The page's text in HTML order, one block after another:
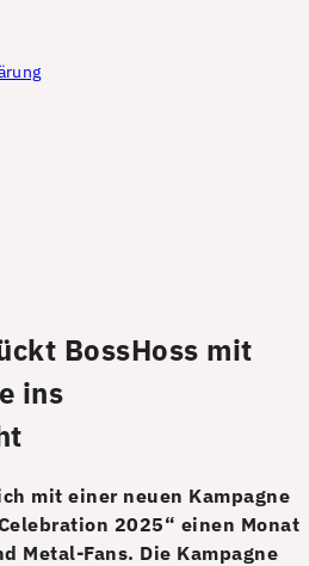
BossHoss mit
ins
mit einer neuen Kampagne
2025“ einen Monat
Metal-Fans. Die Kampagne